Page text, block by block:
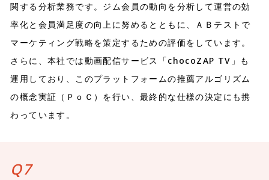
関する分析業務です。ジム会員の動向を分析して運営の効
率化と会員満足度の向上に努めるとともに、ＡＢテストで
マーケティング戦略を策定するための評価をしています。
さらに、本社では動画配信サービス「chocoZAP TV」も
運用しており、このプラットフォームの推薦アルゴリズム
の概念実証（ＰｏＣ）を行い、最終的な仕様の決定にも携
わっています。
Q7